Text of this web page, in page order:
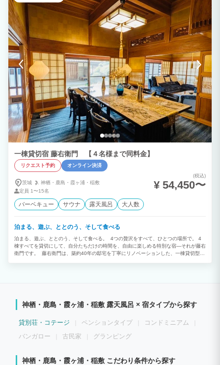
一棟貸切宿 藤右衛門 【４名様まで同料金】
リクエスト予約 オンライン決済
茨城 神栖・ 鹿島・ 霞ヶ浦・ 稲敷
定員 1〜15名
(税込)
¥ 54,450〜
バーベキュー サウナ 露天風呂 大人数
泊まる、遊ぶ、ととのう、そして食べる
泊まる、遊ぶ、ととのう、そして食べる。 4つの贅沢をすべて、ひとつの場所で。 4
棟すべてを貸切にして、自分たちだけの時間を、自由に楽しめる特別な宿—それが藤右
衛門です。 藤右衛門は、築約40年の邸宅を丁寧にリノベーションした、一棟貸切型の
うじゅう亭』には業務用ガスコンロや大型鉄板、たこ焼き器、クレープメーカー、ピザ
美食の時間をご堪能いただけます。 茨城県小美玉市に佇む唯一無二の貸切宿 藤右衛
門で こころほぐれるひとときをお過ごしください。
神栖・鹿島・霞ヶ浦・稲敷 露天風呂 × 宿タイプから探す
貸別荘・コテージ ペンションタイプ
コンドミニアム
バンガロー
古民家 グランピング
神栖・鹿島・霞ヶ浦・稲敷 こだわり条件から探す